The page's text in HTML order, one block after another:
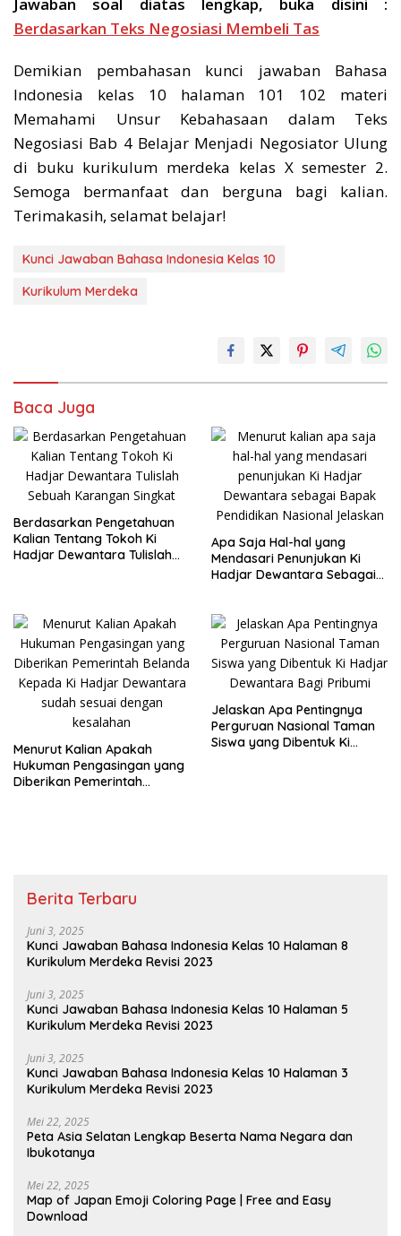
Berdasarkan Teks Negosiasi Membeli Tas
Demikian pembahasan kunci jawaban Bahasa
Indonesia kelas 10 halaman 101 102 materi
Memahami Unsur Kebahasaan dalam Teks
Negosiasi Bab 4 Belajar Menjadi Negosiator Ulung
di buku kurikulum merdeka kelas X semester 2.
Semoga bermanfaat dan berguna bagi kalian.
Terimakasih, selamat belajar!
Kunci Jawaban Bahasa Indonesia Kelas 10
Kurikulum Merdeka
Baca Juga
Berdasarkan Pengetahuan
Kalian Tentang Tokoh Ki
Hadjar Dewantara Tulislah
Apa Saja Hal-hal yang
Mendasari Penunjukan Ki
Hadjar Dewantara Sebagai
Menurut Kalian Apakah
Hukuman Pengasingan yang
Diberikan Pemerintah
Jelaskan Apa Pentingnya
Perguruan Nasional Taman
Siswa yang Dibentuk Ki
Berita Terbaru
Juni 3, 2025
Kunci Jawaban Bahasa Indonesia Kelas 10 Halaman 8
Kurikulum Merdeka Revisi 2023
Juni 3, 2025
Kunci Jawaban Bahasa Indonesia Kelas 10 Halaman 5
Kurikulum Merdeka Revisi 2023
Juni 3, 2025
Kunci Jawaban Bahasa Indonesia Kelas 10 Halaman 3
Kurikulum Merdeka Revisi 2023
Mei 22, 2025
Peta Asia Selatan Lengkap Beserta Nama Negara dan
Ibukotanya
Mei 22, 2025
Map of Japan Emoji Coloring Page | Free and Easy
Download